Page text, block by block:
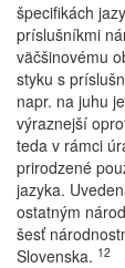
špecifikách
príslušníkmi
väčšinovému
styku s
napr. na juhu
výraznejší
teda v rámci
prirodzené
jazyka.
ostatným
šesť
Slovenska. 12